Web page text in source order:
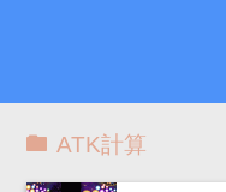
ATK計算